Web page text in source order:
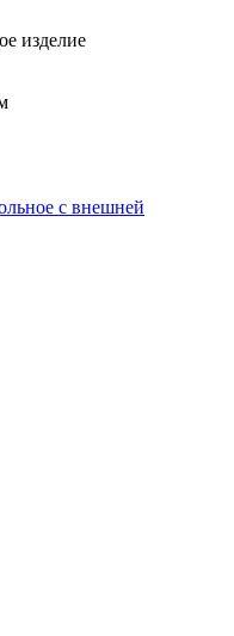
изделие
с внешней